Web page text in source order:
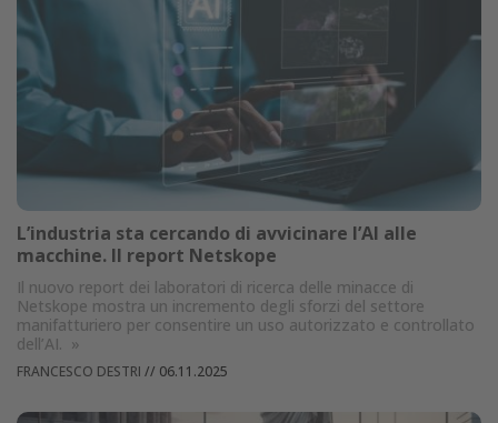
L’industria sta cercando di avvicinare l’AI alle
macchine. Il report Netskope
Il nuovo report dei laboratori di ricerca delle minacce di
Netskope mostra un incremento degli sforzi del settore
manifatturiero per consentire un uso autorizzato e controllato
dell’AI. »
FRANCESCO DESTRI // 06.11.2025